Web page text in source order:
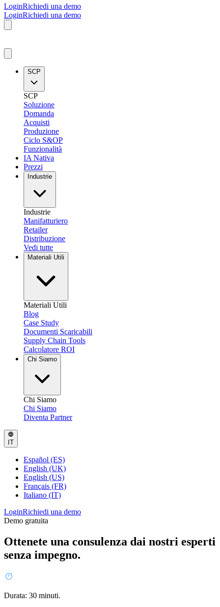
LoginRichiedi una demo
LoginRichiedi una demo
SCP
SCP
Soluzione
Domanda
Acquisti
Produzione
Ciclo S&OP
Funzionalità
IA Nativa
Prezzi
Industrie
Industrie
Manifatturiero
Retailer
Distribuzione
Vedi tutte
Materiali Utili
Materiali Utili
Blog
Case Study
Documenti Scaricabili
Supply Chain Tools
Calcolatore ROI
Chi Siamo
Chi Siamo
Chi Siamo
Diventa Partner
IT
Español (ES)
English (UK)
English (US)
Français (FR)
Italiano (IT)
LoginRichiedi una demo
Demo gratuita
Ottenete una consulenza dai nostri esperti
senza impegno.
Durata: 30 minuti.